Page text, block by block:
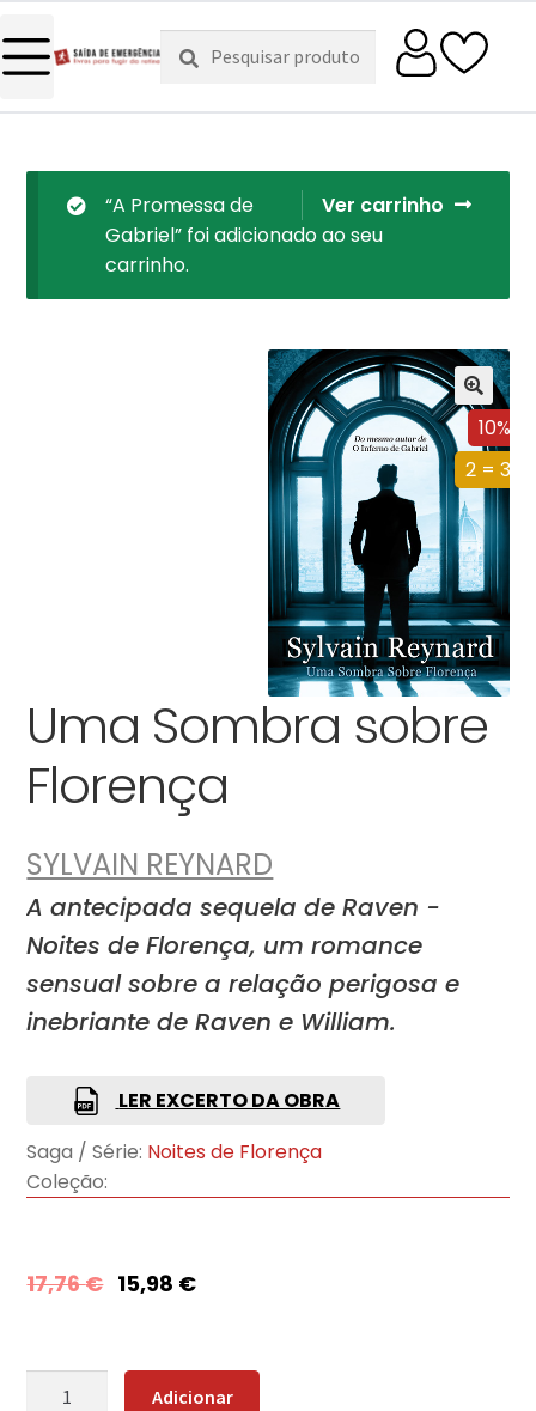
Pesquisar
por:
Pesquisa
Ver carrinho
“A Promessa de
Gabriel” foi adicionado ao seu
carrinho.
10%
2 = 3
Uma Sombra sobre
Florença
SYLVAIN REYNARD
A antecipada sequela de Raven -
Noites de Florença, um romance
sensual sobre a relação perigosa e
inebriante de Raven e William.
LER EXCERTO DA OBRA
Saga / Série: Noites de Florença
Coleção:
17,76€ 15,98 €
Quantidade
Adicionar